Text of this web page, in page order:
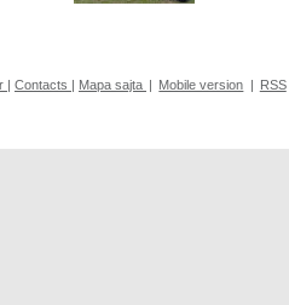
Contacts Mapa sajta Mobile version RSS